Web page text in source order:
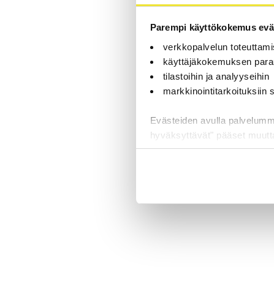
Parempi käyttökokemus
verkkopalvelun
käyttäjäkokemuksen
tilastoihin ja analyyseihin
markkinointitarkoituksiin
Evästeiden avulla
hyväksyttävät" pääset